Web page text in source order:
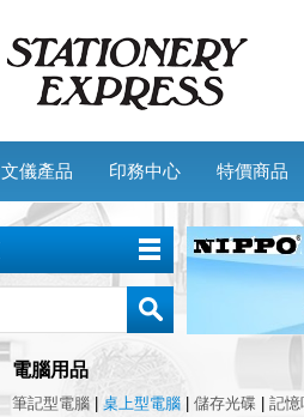
文儀產品 印務中心 特價商品
電腦用品
筆記型電腦 桌上型電腦 儲存光碟
記憶